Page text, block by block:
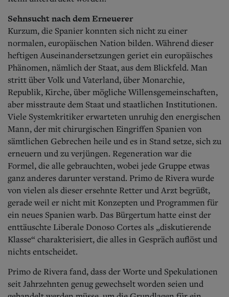
Sehnsucht nach dem Erneuerer
Kurzum, die Spanier konnten sich nicht zu einer
normalen, europäischen Nation bilden. Während dieser
heftigen Auseinandersetzungen geriet ein europäisches
Phänomen, nämlich der Staat, aus dem Blickfeld. Man
stritt über Volk und Vaterland, über Monarchie,
Republik, Kirche, über mögliche Willensgemeinschaften,
aber misstraute dem Staat und staatlichen Institutionen.
Viele Systemkritiker erwarteten unruhig den energischen
Mann, der mit chirurgischen Eingriffen Spanien von
sämtlichen Gebrechen heile und es in Stand setze, sich zu
erneuern und zu verjüngen. Regeneration war die
Formel, die alle gebrauchten, wobei jede Gruppe etwas
ganz anderes darunter verstand. Primo de Rivera wurde
von vielen als dieser ersehnte Retter und Arzt begrüßt,
gerade weil er nicht mit Konzepten und Programmen für
ein neues Spanien warb. Das Bürgertum hatte einst der
enttäuschte Liberale Donoso Cortes als „diskutierende
Klasse“ charakterisiert, die alles in Gespräch auflöst und
nichts entscheidet.
Primo de Rivera fand, dass der Worte und Spekulationen
seit Jahrzehnten genug gewechselt worden seien und